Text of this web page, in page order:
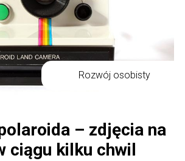
Rozwój osobisty
– zdjęcia na
ciągu kilku chwil